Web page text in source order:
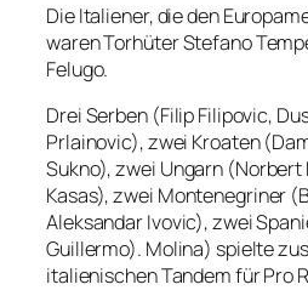
Die Italiener, die den
waren Torhüter Stefano
Felugo.
Drei Serben (Filip Filipovic,
Prlainovic), zwei Kroaten
Sukno), zwei Ungarn (Norbert
Kasas), zwei Montenegriner
Aleksandar Ivovic), zwei
Guillermo). Molina) spielte
italienischen Tandem für Pro